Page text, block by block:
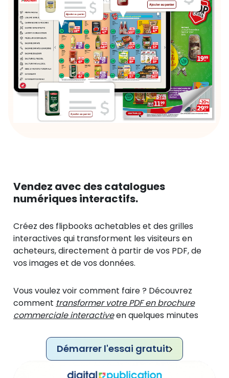
Vendez avec des catalogues
numériques interactifs.
Créez des flipbooks achetables et des grilles
interactives qui transforment les visiteurs en
acheteurs, directement à partir de vos PDF, de
vos images et de vos données.
Vous voulez voir comment faire ? Découvrez
comment transformer votre PDF en brochure
commerciale interactiveen quelques minutes
Démarrer l'essai gratuit